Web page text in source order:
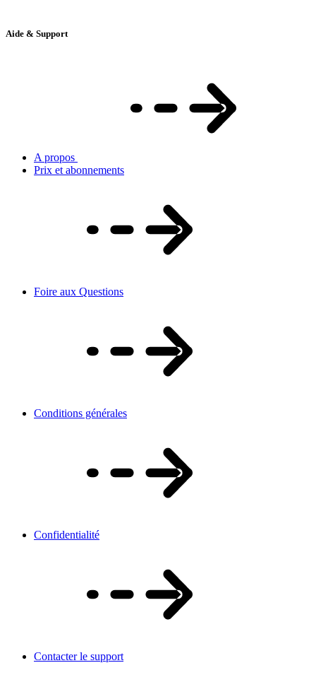
Aide & Support
A propos
Prix et abonnements
Foire aux Questions
Conditions générales
Confidentialité
Contacter le support